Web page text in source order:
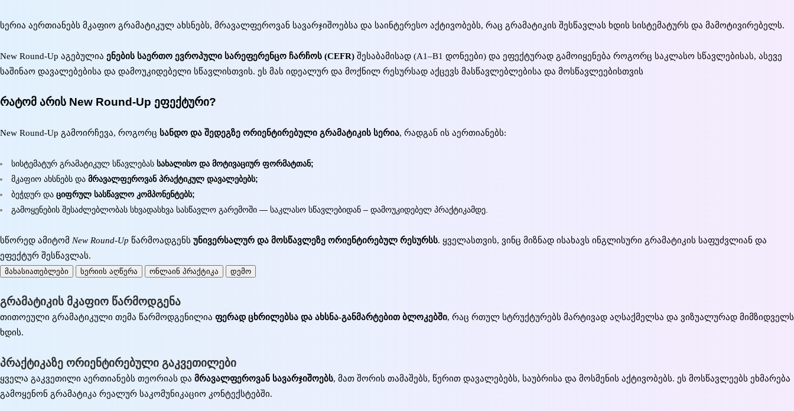
სერია აერთიანებს მკაფიო გრამატიკულ ახსნებს, მრავალფეროვან სავარჯიშოებსა და საინტერესო აქტივობებს, რაც გრამატიკის შესწავლას ხდის სისტემატურს და მამოტივირებელს.
New Round-Up აგებულია ენების საერთო ევროპული სარეფერენცო ჩარჩოს (CEFR) შესაბამისად (A1–B1 დონეები) და ეფექტურად გამოიყენება როგორც საკლასო სწავლებისას, ასევე
საშინაო დავალებებისა და დამოუკიდებელი სწავლისთვის. ეს მას იდეალურ და მოქნილ რესურსად აქცევს მასწავლებლებისა და მოსწავლეებისთვის
რატომ არის New Round-Up ეფექტური?
New Round-Up გამოირჩევა, როგორც სანდო და შედეგზე ორიენტირებული გრამატიკის სერია, რადგან ის აერთიანებს:
სისტემატურ გრამატიკულ სწავლებას სახალისო და მოტივაციურ ფორმატთან;
მკაფიო ახსნებს და მრავალფეროვან პრაქტიკულ დავალებებს;
ბეჭდურ და ციფრულ სასწავლო კომპონენტებს;
გამოყენების შესაძლებლობას სხვადასხვა სასწავლო გარემოში — საკლასო სწავლებიდან – დამოუკიდებელ პრაქტიკამდე.
სწორედ ამიტომ New Round-Up წარმოადგენს უნივერსალურ და მოსწავლეზე ორიენტირებულ რესურსს. ყველასთვის, ვინც მიზნად ისახავს ინგლისური გრამატიკის საფუძვლიან და
ეფექტურ შესწავლას.
მახასიათებლები სერიის აღწერა ონლაინ პრაქტიკა დემო
გრამატიკის მკაფიო წარმოდგენა
თითოეული გრამატიკული თემა წარმოდგენილია ფერად ცხრილებსა და ახსნა-განმარტებით ბლოკებში, რაც რთულ სტრუქტურებს მარტივად აღსაქმელსა და ვიზუალურად მიმზიდველს
ხდის.
პრაქტიკაზე ორიენტირებული გაკვეთილები
ყველა გაკვეთილი აერთიანებს თეორიას და მრავალფეროვან სავარჯიშოებს, მათ შორის თამაშებს, წერით დავალებებს, საუბრისა და მოსმენის აქტივობებს. ეს მოსწავლეებს ეხმარება
გამოყენონ გრამატიკა რეალურ საკომუნიკაციო კონტექსტებში.